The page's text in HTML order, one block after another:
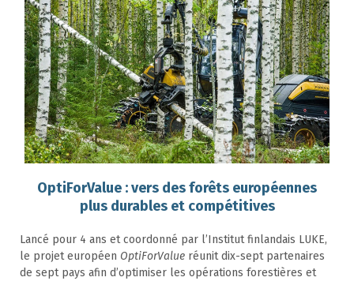
OptiForValue : vers des forêts européennes
plus durables et compétitives
Lancé pour 4 ans et coordonné par l’Institut finlandais LUKE,
le projet européen OptiForValue réunit dix-sept partenaires
de sept pays afin d’optimiser les opérations forestières et